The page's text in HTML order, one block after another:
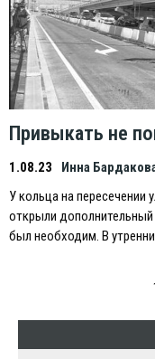
Привыкать не
1.08.23 Инна
У кольца на
открыли
был необходим. В
по
записям